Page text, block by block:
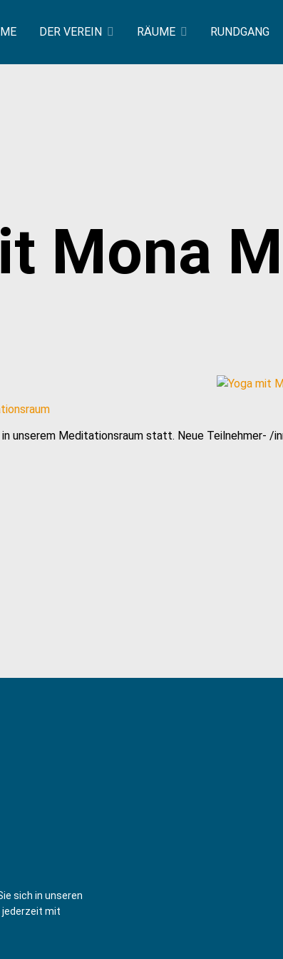
DER VEREIN RÄUME RUNDGANG
Mona
unserem Meditationsraum statt. Neue Teilnehmer- /
sich in unseren
jederzeit mit